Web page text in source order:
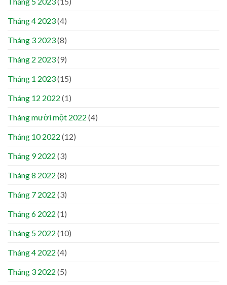
Tháng 4 2023(4)
Tháng 3 2023(8)
Tháng 2 2023(9)
Tháng 1 2023(15)
Tháng 12 2022 (1)
Tháng mười một 2022 (4)
Tháng 10 2022 (12)
Tháng 9 2022 (3)
Tháng 8 2022 (8)
Tháng 7 2022 (3)
Tháng 6 2022 (1)
Tháng 5 2022 (10)
Tháng 4 2022 (4)
Tháng 3 2022 (5)